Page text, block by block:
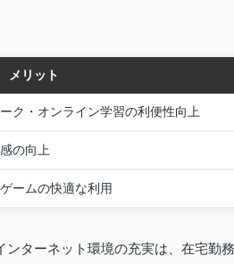
メリット
ク・オンライン学習の利便性向上
の向上
ームの快適な利用
ターネット環境の充実は、在宅勤務